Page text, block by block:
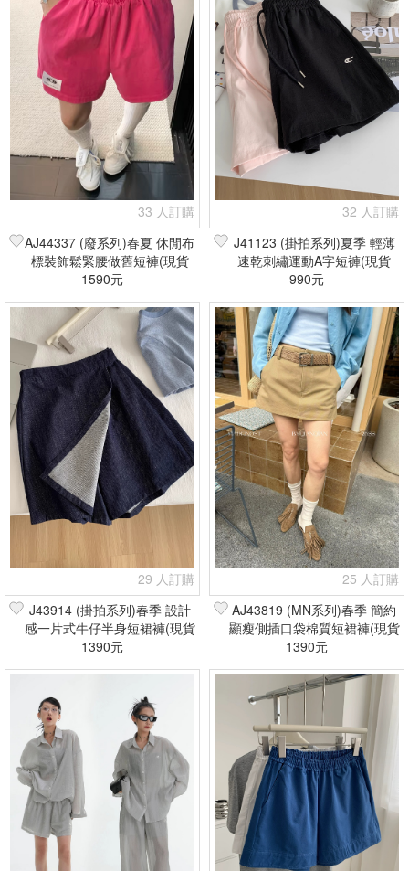
33 人訂購
AJ44337 (廢系列)春夏 休閒布
標裝飾鬆緊腰做舊短褲(現貨
+預購)
1590元
32 人訂購
J41123 (掛拍系列)夏季 輕薄
速乾刺繡運動A字短褲(現貨
+預購)
990元
29 人訂購
J43914 (掛拍系列)春季 設計
感一片式牛仔半身短裙褲(現貨
+預購)
1390元
25 人訂購
AJ43819 (MN系列)春季 簡約
顯瘦側插口袋棉質短裙褲(現貨
+預購)
1390元